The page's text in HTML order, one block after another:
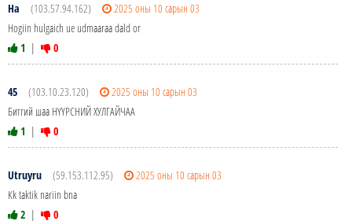
Ha (103.57.94.162)
2025 оны 10 сарын 03
Hogiin hulgaich ue udmaaraa dald or
1 | 0
45 (103.10.23.120)
2025 оны 10 сарын 03
Битгий шаа НҮҮРСНИЙ ХУЛГАЙЧАА
1 | 0
Utruyru (59.153.112.95)
2025 оны 10 сарын 03
Kk taktik nariin bna
2 | 0